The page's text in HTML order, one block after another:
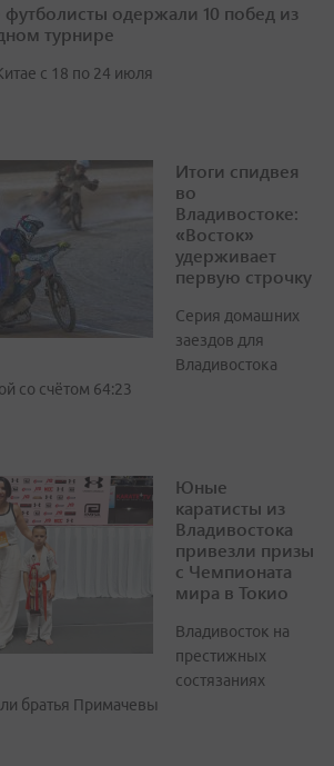
футболисты одержали 10 побед из
турнире
с 18 по 24 июля
Итоги спидвея
во
Владивостоке:
«Восток»
удерживает
первую строчку
Серия домашних
заездов для
Владивостока
со счётом 64:23
Юные
каратисты из
Владивостока
привезли призы
с Чемпионата
мира в Токио
Владивосток на
престижных
состязаниях
братья Примачевы